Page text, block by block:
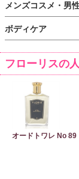
メンズコスメ・男
ボディケア
フローリスの
オードトワレ No 89